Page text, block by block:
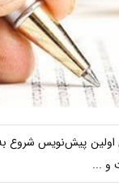
پیش‌نویس شروع به
و ...